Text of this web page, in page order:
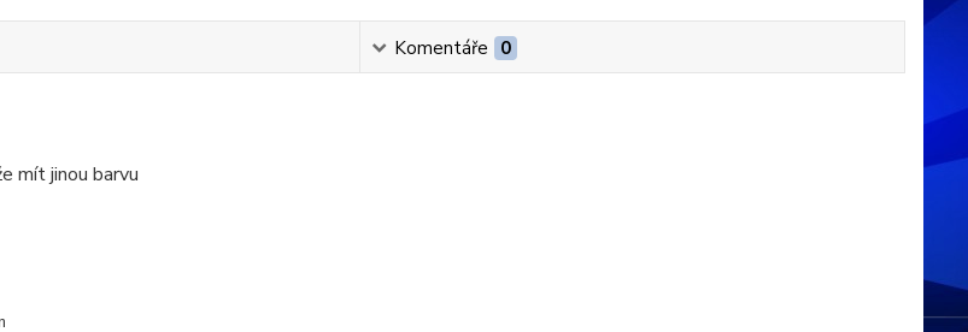
Komentáře 0
mít jinou barvu